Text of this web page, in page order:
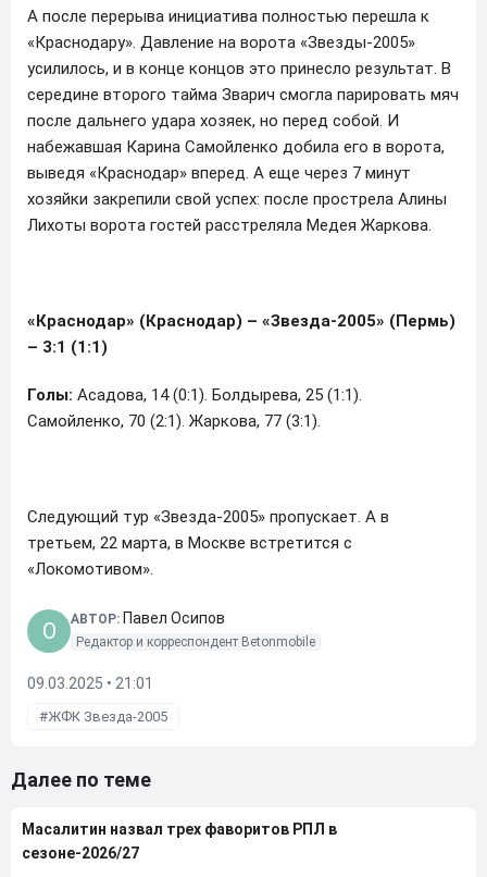
А после перерыва инициатива полностью перешла к
«Краснодару». Давление на ворота «Звезды-2005»
усилилось, и в конце концов это принесло результат. В
середине второго тайма Зварич смогла парировать мяч
после дальнего удара хозяек, но перед собой. И
набежавшая Карина Самойленко добила его в ворота,
выведя «Краснодар» вперед. А еще через 7 минут
хозяйки закрепили свой успех: после прострела Алины
Лихоты ворота гостей расстреляла Медея Жаркова.
«Краснодар» (Краснодар) – «Звезда-2005» (Пермь)
– 3:1 (1:1)
Голы: Асадова, 14 (0:1). Болдырева, 25 (1:1).
Самойленко, 70 (2:1). Жаркова, 77 (3:1).
Следующий тур «Звезда-2005» пропускает. А в
третьем, 22 марта, в Москве встретится с
«Локомотивом».
O АВТОР: Павел Осипов
Редактор и корреспондент Betonmobile
09.03.2025 • 21:01
ЖФК Звезда-2005
Далее по теме
Масалитин назвал трех фаворитов РПЛ в
сезоне-2026/27